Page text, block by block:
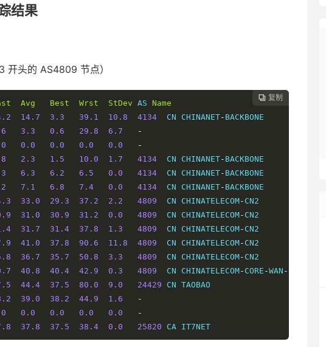
结果
开头的 AS4809 节点）
 复制
Avg Best Wrst StDev AS Name
14.7 3.3 39.1 10.8 4134
  CN CHINANET
- BACKBONE
3.3 0.6 29.8 6.7
-
0.0 0.0 0.0 0.0
-
2.3 1.5 10.0 1.7 4134
  CN CHINANET
- BACKBONE
6.3 6.2 6.5 0.0 4134
  CN CHINANET
- BACKBONE
7.1 6.8 7.4 0.0 4134
  CN CHINANET
- BACKBONE
33.0 29.3 37.2 2.2 4809
  CN CHINATELECOM
- CN2
31.0 30.9 31.2 0.0 4809
  CN CHINATELECOM
- CN2
31.7 31.4 37.8 1.3 4809
  CN CHINATELECOM
- CN2
41.0 37.8 90.6 11.8 4809
  CN CHINATELECOM
- CN2
36.7 35.7 50.8 3.3 4809
  CN CHINATELECOM
- CN2
40.8 40.4 42.9 0.3 4809
  CN CHINATELECOM
- CORE -WAN -
44.4 37.5 80.0 9.0 24429 CN TAOBAO
39.0 38.2 44.9 1.6
-
0.0 0.0 0.0 0.0
-
37.8 37.5 38.4 0.0 25820 CA IT7NET